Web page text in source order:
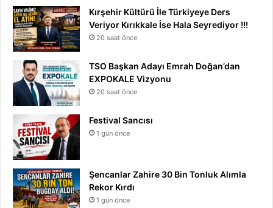
Kırşehir Kültürü İle Türkiyeye Ders
Veriyor Kırıkkale İse Hala Seyrediyor !!!
20 saat önce
TSO Başkan Adayı Emrah Doğan’dan
EXPOKALE Vizyonu
20 saat önce
Festival Sancısı
1 gün önce
Şencanlar Zahire 30 Bin Tonluk Alımla
Rekor Kırdı
1 gün önce